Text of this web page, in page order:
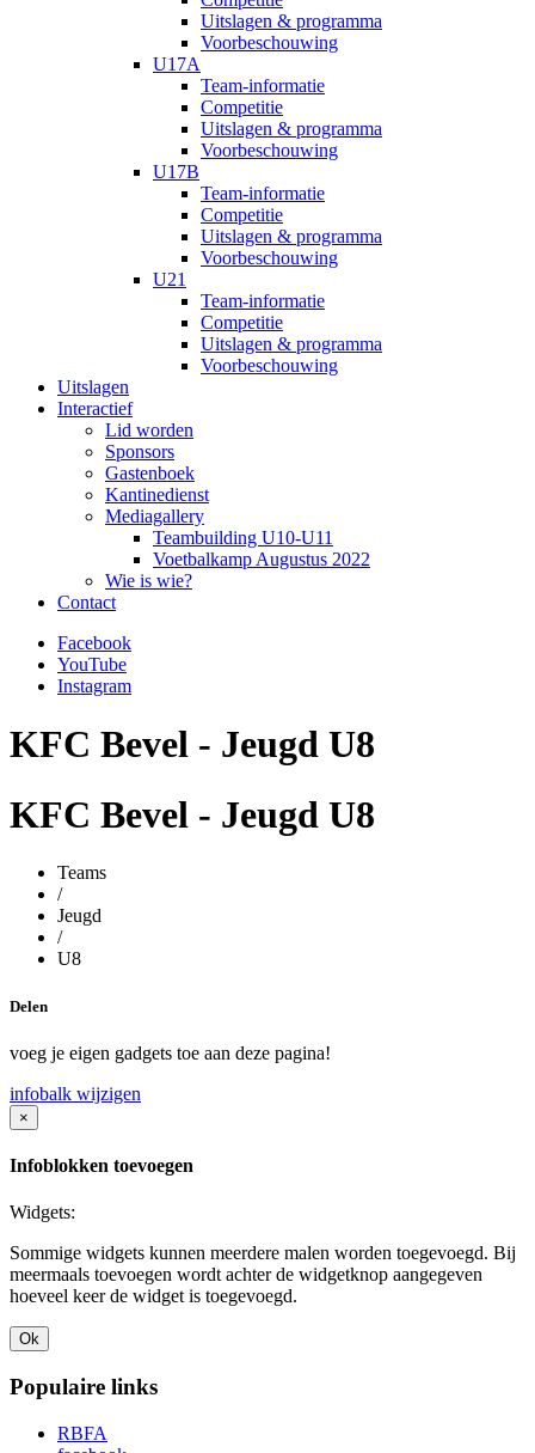
Uitslagen & programma
Voorbeschouwing
U17A
Team-informatie
Competitie
Uitslagen & programma
Voorbeschouwing
U17B
Team-informatie
Competitie
Uitslagen & programma
Voorbeschouwing
U21
Team-informatie
Competitie
Uitslagen & programma
Voorbeschouwing
Uitslagen
Interactief
Lid worden
Sponsors
Gastenboek
Kantinedienst
Mediagallery
Teambuilding U10-U11
Voetbalkamp Augustus 2022
Wie is wie?
Contact
Facebook
YouTube
Instagram
KFC Bevel - Jeugd U8
KFC Bevel - Jeugd U8
Teams
/
Jeugd
/
U8
Delen
voeg je eigen gadgets toe aan deze pagina!
infobalk wijzigen
×
Infoblokken toevoegen
Widgets:
Sommige widgets kunnen meerdere malen worden toegevoegd. Bij
meermaals toevoegen wordt achter de widgetknop aangegeven
hoeveel keer de widget is toegevoegd.
Ok
Populaire links
RBFA